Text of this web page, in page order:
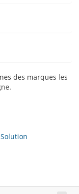
des marques les